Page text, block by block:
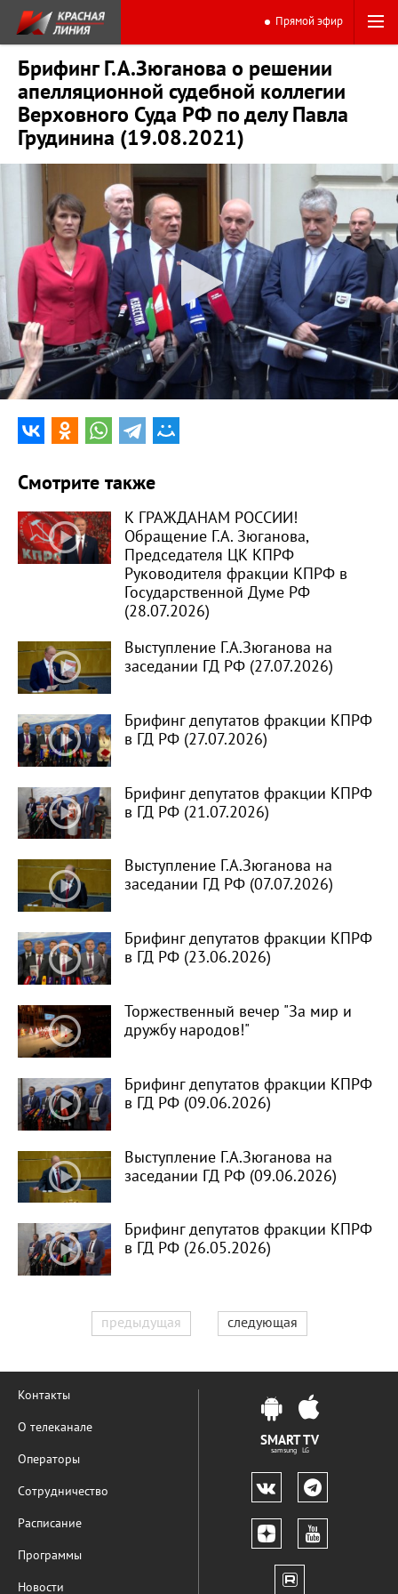
Прямой эфир
Брифинг Г.А.Зюганова о решении
апелляционной судебной коллегии
Верховного Суда РФ по делу Павла
Грудинина (19.08.2021)
Смотрите также
К ГРАЖДАНАМ РОССИИ!
Обращение Г.А. Зюганова,
Председателя ЦК КПРФ
Руководителя фракции КПРФ в
Государственной Думе РФ
(28.07.2026)
Выступление Г.А.Зюганова на
заседании ГД РФ (27.07.2026)
Брифинг депутатов фракции КПРФ
в ГД РФ (27.07.2026)
Брифинг депутатов фракции КПРФ
в ГД РФ (21.07.2026)
Выступление Г.А.Зюганова на
заседании ГД РФ (07.07.2026)
Брифинг депутатов фракции КПРФ
в ГД РФ (23.06.2026)
Торжественный вечер "За мир и
дружбу народов!"
Брифинг депутатов фракции КПРФ
в ГД РФ (09.06.2026)
Выступление Г.А.Зюганова на
заседании ГД РФ (09.06.2026)
Брифинг депутатов фракции КПРФ
в ГД РФ (26.05.2026)
предыдущая следующая
Контакты
О телеканале
Операторы
Сотрудничество
Расписание
Программы
Новости
SMART TV
samsung LG